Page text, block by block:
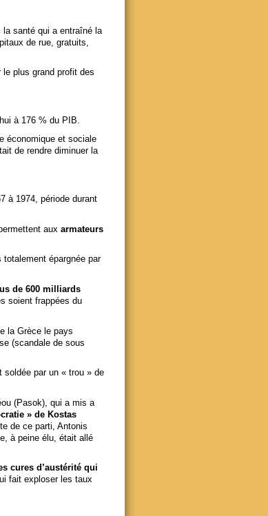
santé qui a entraîné la
de rue, gratuits,
le plus grand profit des
à 176 % du PIB.
économique et sociale
de rendre diminuer la
à 1974, période durant
aux armateurs
épargnée par
de 600 milliards
soient frappées du
la Grèce le pays
(scandale de sous
soldée par un « trou » de
(Pasok), qui a mis a
» de Kostas
de ce parti, Antonis
à peine élu, était allé
cures d’austérité qui
fait exploser les taux